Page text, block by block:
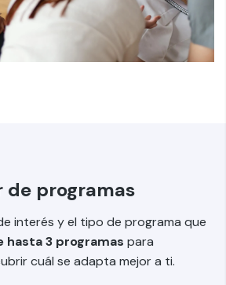
de programas
interés y el tipo de programa que
hasta 3 programas para
cuál se adapta mejor a ti.